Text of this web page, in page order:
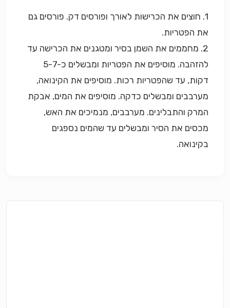
1. חוצים את הכרישות לאורך ופורסים דק. פורסים גם
את הפטריות.
2. מחממים את השמן בסיר ומטגנים את הכרישה עד
להזהבה. מוסיפים את הפטריות ומבשלים כ-5-7
דקות, עד שהפטריות רכות. מוסיפים את הקינואה,
מערבבים ומבשלים כדקה. מוסיפים את המים, אבקת
המרק והתבלינים. מערבבים, מנמיכים את האש,
מכסים את הסיר ומבשלים עד שהמים נספגים
בקינואה.